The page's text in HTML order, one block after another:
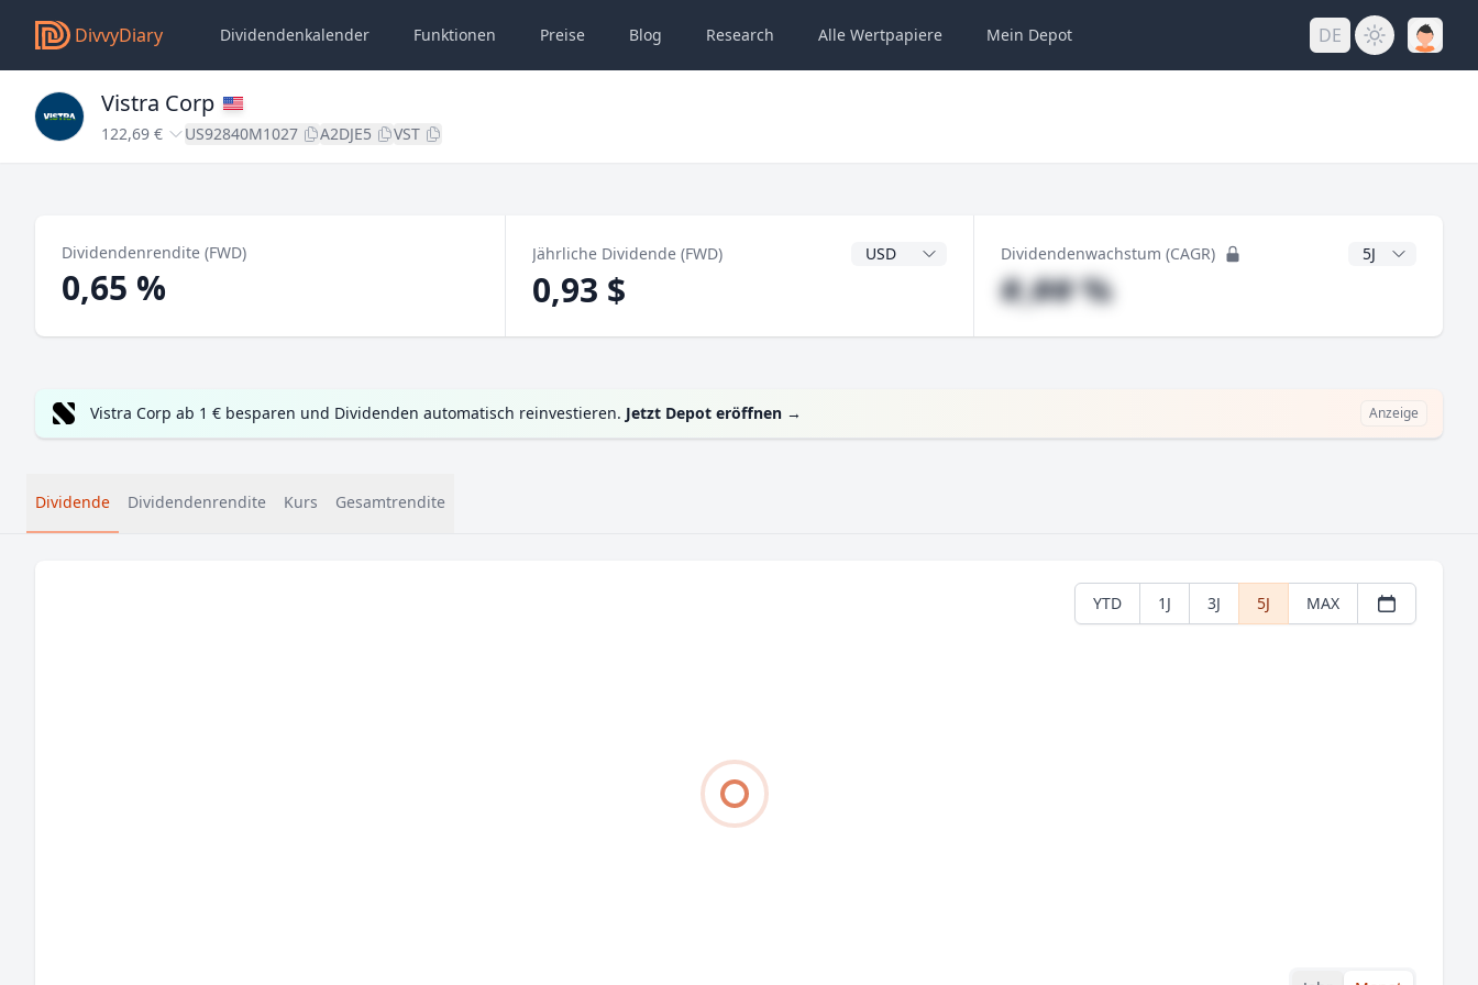
DivvyDiary Dividendenkalender Funktionen Preise Blog Research Alle Wertpapiere Mein Depot DE
Vistra Corp
122,69 € US92840M1027 A2DJE5 VST
Dividendenrendite (FWD)
0,65 %
Jährliche Dividende (FWD) Dividendenwährung
0,93 $
Dividendenwachstum (CAGR) CAGR Jahre
#,## %
Vistra Corp ab 1 € besparen und Dividenden automatisch reinvestieren. Jetzt Depot eröffnen → Anzeige
Dividende Dividendenrendite Kurs Gesamtrendite
YTD 1J 3J 5J MAX